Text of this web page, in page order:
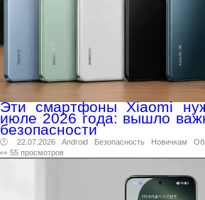
Эти смартфоны Xiaomi
июле 2026 года: вышло
безопасности
🕑 22.07.2026 Android Безопасность Новичкам
👀 55 просмотров